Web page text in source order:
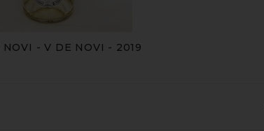
NOVI - V DE NOVI - 2019